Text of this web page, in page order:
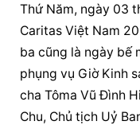
Thứ Năm, ngày 03
Caritas Việt Nam
ba cũng là ngày bế
phụng vụ Giờ Kinh
cha Tôma Vũ Đình
Chu, Chủ tịch Uỷ